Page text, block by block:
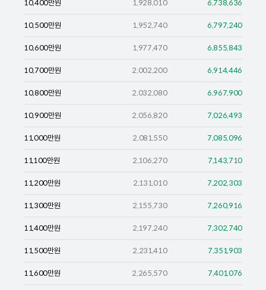
10,400만원 1,928,010 6,738,636
10,500만원 1,952,740 6,797,240
10,600만원 1,977,470 6,855,843
10,700만원 2,002,200 6,914,446
10,800만원 2,032,080 6,967,900
10,900만원 2,056,820 7,026,493
11,000만원 2,081,550 7,085,096
11,100만원 2,106,270 7,143,710
11,200만원 2,131,010 7,202,303
11,300만원 2,155,730 7,260,916
11,400만원 2,197,240 7,302,740
11,500만원 2,231,410 7,351,903
11,600만원 2,265,570 7,401,076